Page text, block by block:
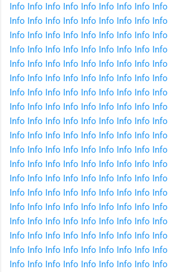
Info Info Info Info Info Info Info Info Info
Info Info Info Info Info Info Info Info Info
Info Info Info Info Info Info Info Info Info
Info Info Info Info Info Info Info Info Info
Info Info Info Info Info Info Info Info Info
Info Info Info Info Info Info Info Info Info
Info Info Info Info Info Info Info Info Info
Info Info Info Info Info Info Info Info Info
Info Info Info Info Info Info Info Info Info
Info Info Info Info Info Info Info Info Info
Info Info Info Info Info Info Info Info Info
Info Info Info Info Info Info Info Info Info
Info Info Info Info Info Info Info Info Info
Info Info Info Info Info Info Info Info Info
Info Info Info Info Info Info Info Info Info
Info Info Info Info Info Info Info Info Info
Info Info Info Info Info Info Info Info Info
Info Info Info Info Info Info Info Info Info
Info Info Info Info Info Info Info Info Info